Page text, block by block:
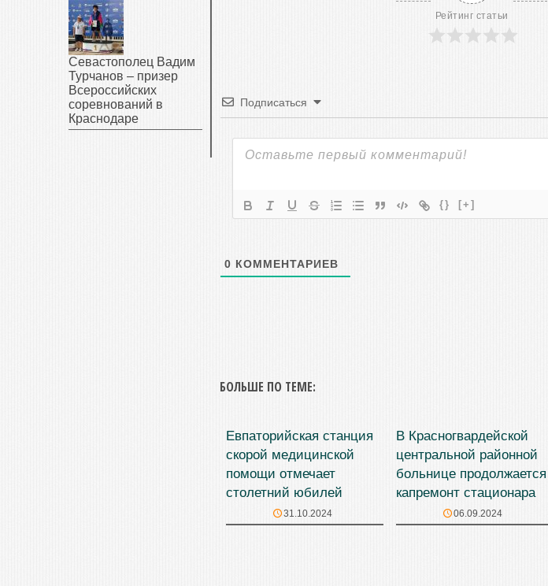
Рейтинг статьи
Подписаться
{} [+]
0 КОММЕНТАРИЕВ
БОЛЬШЕ ПО ТЕМЕ:
Евпаторийская станция
скорой медицинской
помощи отмечает
столетний юбилей
31.10.2024
В Красногвардейской
центральной районной
больнице продолжается
капремонт стационара
06.09.2024
Севастополец Вадим
Турчанов – призер
Всероссийских
соревнований в
Краснодаре